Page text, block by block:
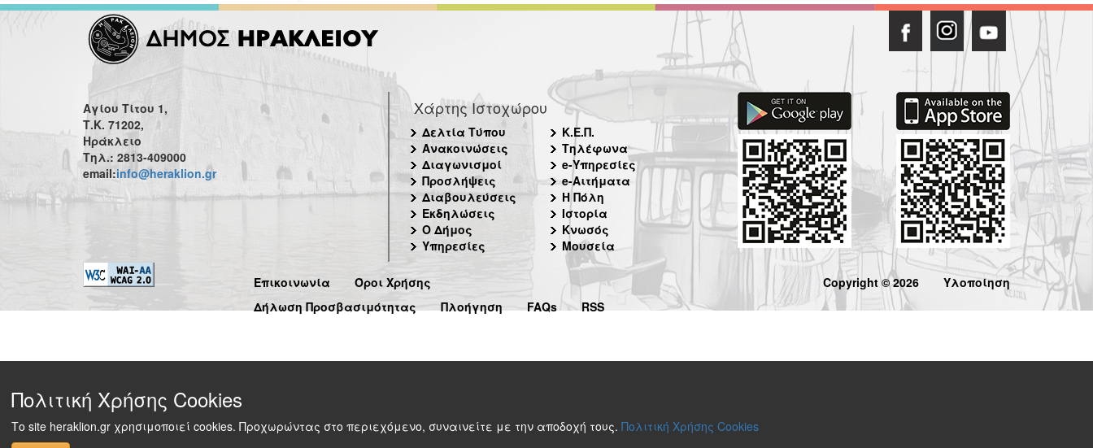
Αγίου Τίτου 1,
Τ.Κ. 71202,
Ηράκλειο
Τηλ.: 2813-409000
email:info@heraklion.gr
Χάρτης Ιστοχώρου
Δελτία Τύπου
Ανακοινώσεις
Διαγωνισμοί
Προσλήψεις
Διαβουλεύσεις
Εκδηλώσεις
Ο Δήμος
Υπηρεσίες
Κ.Ε.Π.
Τηλέφωνα
e-Υπηρεσίες
e-Αιτήματα
Η Πόλη
Ιστορία
Κνωσός
Μουσεία
Επικοινωνία
Όροι Χρήσης
Δήλωση Προσβασιμότητας
Πλοήγηση FAQs RSS
Copyright © 2026 Υλοποίηση
Πολιτική Χρήσης Cookies
Το site heraklion.gr χρησιμοποιεί cookies. Προχωρώντας στο περιεχόμενο, συναινείτε με την αποδοχή τους. Πολιτική Χρήσης Cookies